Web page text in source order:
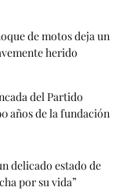
de motos deja un
herido
del Partido
años de la fundación
delicado estado de
por su vida”